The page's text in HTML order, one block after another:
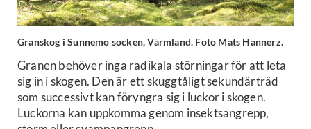
Granskog i Sunnemo socken, Värmland. Foto Mats Hannerz.
Granen behöver inga radikala störningar för att leta
sig in i skogen. Den är ett skuggtåligt sekundärträd
som successivt kan föryngra sig i luckor i skogen.
Luckorna kan uppkomma genom insektsangrepp,